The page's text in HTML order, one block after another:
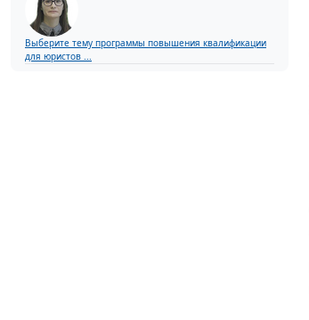
Выберите тему программы повышения квалификации
для юристов ...